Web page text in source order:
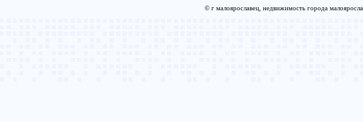
© г малоярославец, недвижимость города